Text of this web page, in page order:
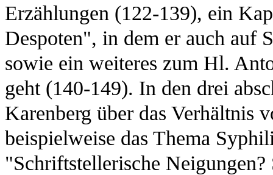
Erzählungen (122-139), ein
Despoten", in dem er auch auf
sowie ein weiteres zum Hl.
geht (140-149). In den drei
Karenberg über das Verhältnis
beispielweise das Thema
"Schriftstellerische